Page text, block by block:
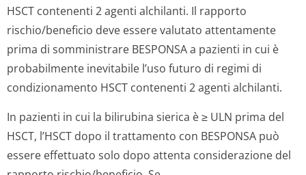
HSCT contenenti 2 agenti alchilanti. Il rapporto
rischio/beneficio deve essere valutato attentamente
prima di somministrare BESPONSA a pazienti in cui è
probabilmente inevitabile l’uso futuro di regimi di
condizionamento HSCT contenenti 2 agenti alchilanti.
In pazienti in cui la bilirubina sierica è ≥ ULN prima del
HSCT, l’HSCT dopo il trattamento con BESPONSA può
essere effettuato solo dopo attenta considerazione del